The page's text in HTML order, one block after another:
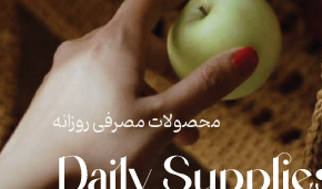
محصولات مصرفی روزانه